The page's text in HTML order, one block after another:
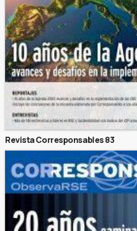
Revista Corresponsables 83